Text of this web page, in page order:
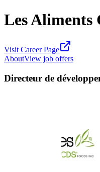
Les Aliments
Visit Career Page
AboutView job offers
Directeur de